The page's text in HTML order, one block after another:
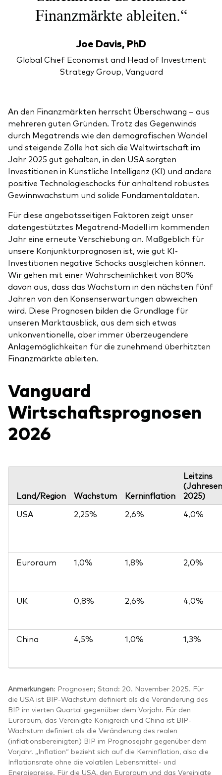
Finanzmärkte ableiten.“
Joe Davis, PhD
Global Chief Economist and Head of Investment
Strategy Group, Vanguard
An den Finanzmärkten herrscht Überschwang – aus
mehreren guten Gründen. Trotz des Gegenwinds
durch Megatrends wie den demografischen Wandel
und steigende Zölle hat sich die Weltwirtschaft im
Jahr 2025 gut gehalten, in den USA sorgten
Investitionen in Künstliche Intelligenz (KI) und andere
positive Technologieschocks für anhaltend robustes
Gewinnwachstum und solide Fundamentaldaten.
Für diese angebotsseitigen Faktoren zeigt unser
datengestütztes Megatrend-Modell im kommenden
Jahr eine erneute Verschiebung an. Maßgeblich für
unsere Konjunkturprognosen ist, wie gut KI-
Investitionen negative Schocks ausgleichen können.
Wir gehen mit einer Wahrscheinlichkeit von 80%
davon aus, dass das Wachstum in den nächsten fünf
Jahren von den Konsenserwartungen abweichen
wird. Diese Prognosen bilden die Grundlage für
unseren Marktausblick, aus dem sich etwas
unkonventionelle, aber immer überzeugendere
Anlagemöglichkeiten für die zunehmend überhitzten
Finanzmärkte ableiten.
Vanguard
Wirtschaftsprognosen
2026
Land/Region Wachstum Kerninflation
Leitzins
2025)
USA
2,25% 2,6% 4,0%
Euroraum 1,0% 1,8% 2,0%
UK 0,8% 2,6% 4,0%
China 4,5% 1,0% 1,3%
Anmerkungen: Prognosen; Stand: 20. November 2025. Für
die USA ist BIP-Wachstum definiert als die Veränderung des
BIP im vierten Quartal gegenüber dem Vorjahr. Für den
Euroraum, das Vereinigte Königreich und China ist BIP-
Wachstum definiert als die Veränderung des realen
(inflationsbereinigten) BIP im Prognosejahr gegenüber dem
Vorjahr. „Inflation“ bezieht sich auf die Kerninflation, also die
Inflationsrate ohne die volatilen Lebensmittel- und
Energiepreise. Für die USA, den Euroraum und das Vereinigte